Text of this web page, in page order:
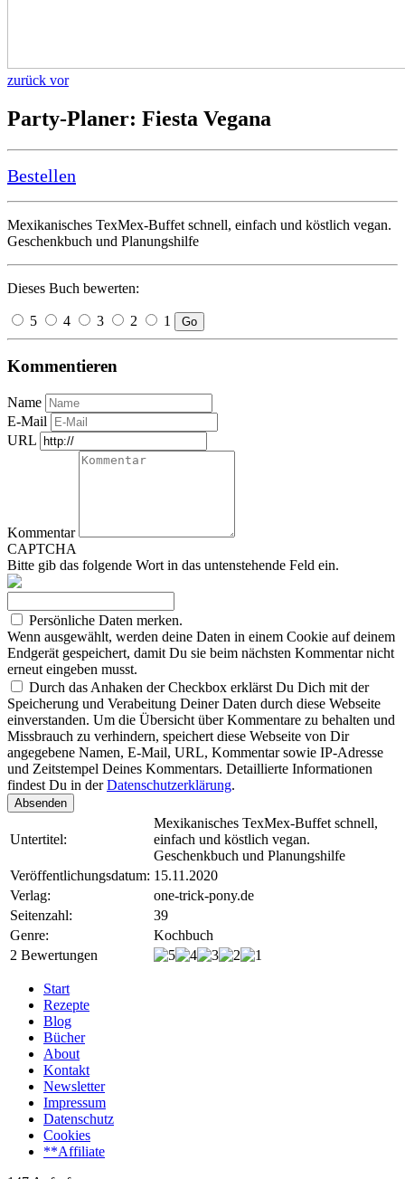
zurück vor
Party-Planer: Fiesta Vegana
Bestellen
Mexikanisches TexMex-Buffet schnell, einfach und köstlich vegan.
Geschenkbuch und Planungshilfe
Dieses Buch bewerten:
5 4 3 2 1 Go
Kommentieren
Name
E-Mail
URL
Kommentar
CAPTCHA
Bitte gib das folgende Wort in das untenstehende Feld ein.
Persönliche Daten merken.
Wenn ausgewählt, werden deine Daten in einem Cookie auf deinem
Endgerät gespeichert, damit Du sie beim nächsten Kommentar nicht
erneut eingeben musst.
Durch das Anhaken der Checkbox erklärst Du Dich mit der
Speicherung und Verabeitung Deiner Daten durch diese Webseite
einverstanden. Um die Übersicht über Kommentare zu behalten und
Missbrauch zu verhindern, speichert diese Webseite von Dir
angegebene Namen, E-Mail, URL, Kommentar sowie IP-Adresse
und Zeitstempel Deines Kommentars. Detaillierte Informationen
findest Du in derDatenschutzerklärung.
Absenden
Untertitel:
Mexikanisches TexMex-Buffet schnell,
einfach und köstlich vegan.
Geschenkbuch und Planungshilfe
Veröffentlichungsdatum: 15.11.2020
Verlag:
one-trick-pony.de
Seitenzahl:
39
Genre:
Kochbuch
2 Bewertungen
Start
Rezepte
Blog
Bücher
About
Kontakt
Newsletter
Impressum
Datenschutz
Cookies
**Affiliate